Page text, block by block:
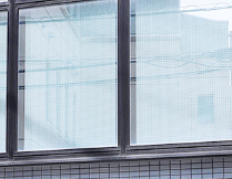
進路サポー
留学生活
総合日本語＜留
外＞